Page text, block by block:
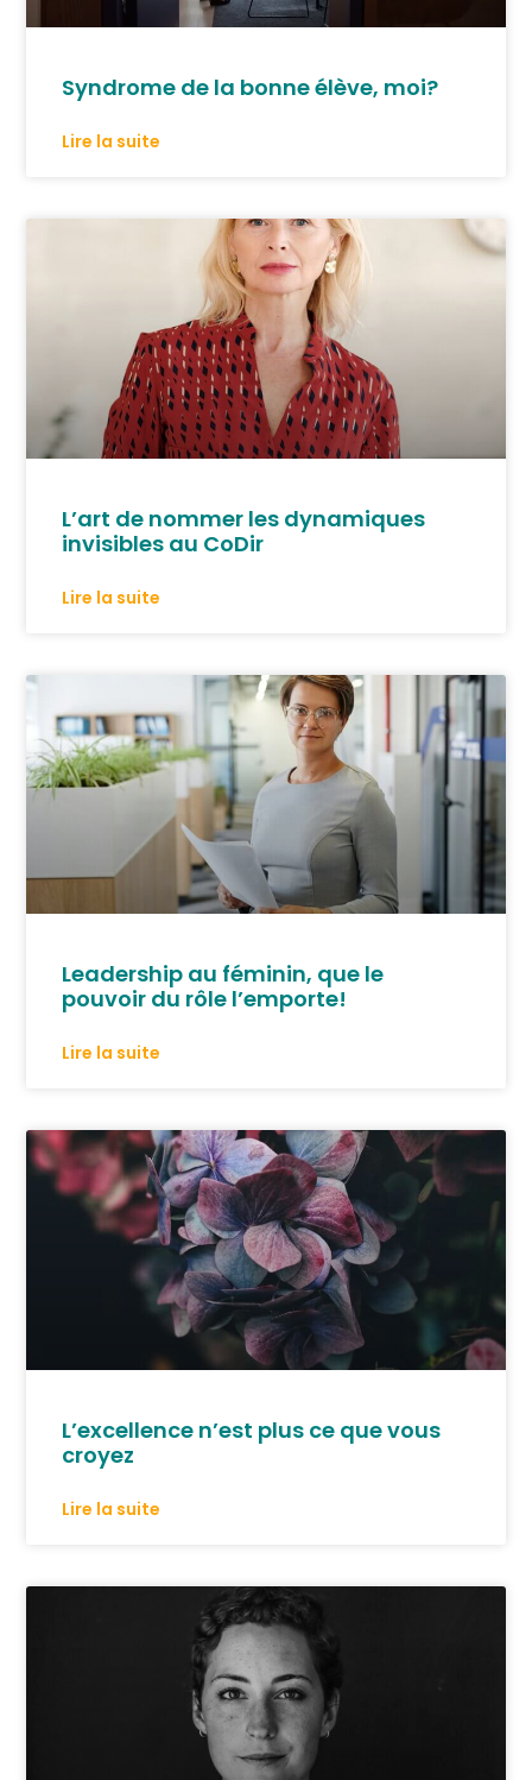
Syndrome de la bonne élève, moi?
Lire la suite
L’art de nommer les dynamiques
invisibles au CoDir
Lire la suite
Leadership au féminin, que le
pouvoir du rôle l’emporte!
Lire la suite
L’excellence n’est plus ce que vous
croyez
Lire la suite